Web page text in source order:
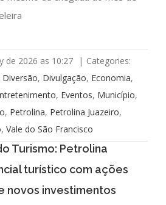
de 2026 as 10:27 | Categories:
Diversão, Divulgação, Economia,
, Eventos, Município,
, Petrolina, Petrolina Juazeiro,
, Vale do São Francisco
Turismo: Petrolina
turístico com ações
novos investimentos